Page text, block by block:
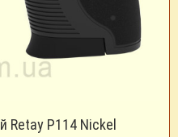
Retay P114 Nickel